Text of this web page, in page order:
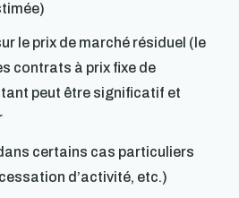
le prix de marché résiduel (le
contrats à prix fixe de
peut être significatif et
certains cas particuliers
d’activité, etc.)